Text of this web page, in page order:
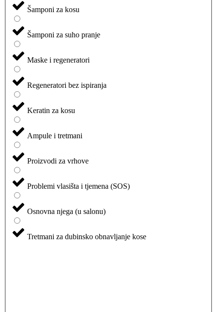
Šamponi za kosu
Šamponi za suho pranje
Maske i regeneratori
Regeneratori bez ispiranja
Keratin za kosu
Ampule i tretmani
Proizvodi za vrhove
Problemi vlasišta i tjemena (SOS)
Osnovna njega (u salonu)
Tretmani za dubinsko obnavljanje kose